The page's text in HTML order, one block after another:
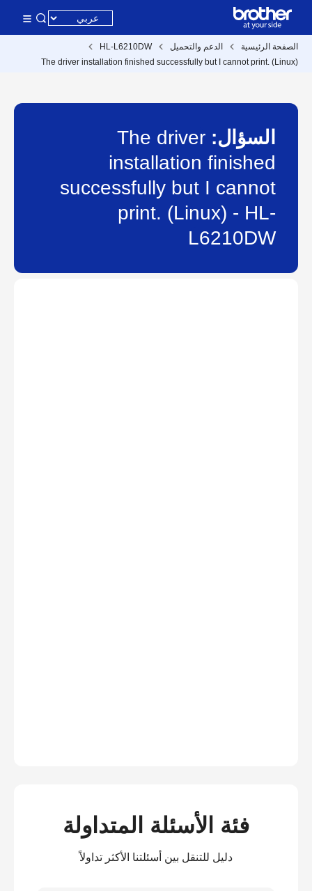
الصفحة الرئيسية الدعم والتحميل
HL-L6210DW
The driver installation finished successfully but I cannot print. (Linux)
السؤال:
The driver
installation finished
successfully but I cannot
print. (Linux) - HL-
L6210DW
فئة الأسئلة المتداولة
دليل للتنقل بين أسئلتنا الأكثر تداولاً